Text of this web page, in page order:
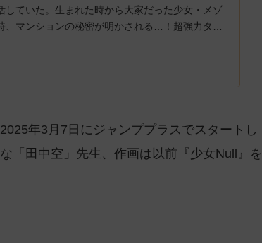
していた。生まれた時から大家だった少女・メゾ
、マンションの秘密が明かされる…！超強力タッ
年3月7日にジャンププラスでスタートし
「田中空」先生、作画は以前『少女Null』を